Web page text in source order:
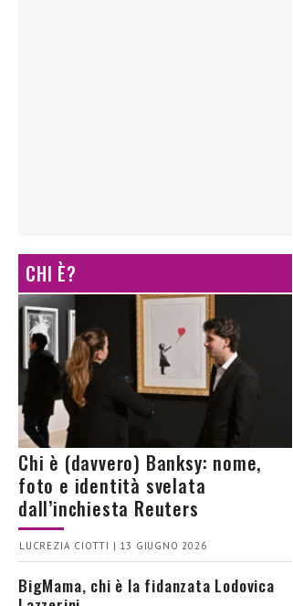
CHI È?
Chi è (davvero) Banksy: nome,
foto e identità svelata
dall’inchiesta Reuters
LUCREZIA CIOTTI | 13 GIUGNO 2026
BigMama, chi è la fidanzata Lodovica